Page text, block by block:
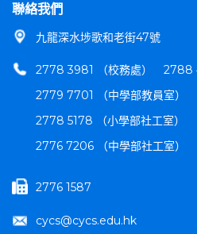
聯絡我們
九龍深水埗歌和老街47號
2778 3981 （校務處）
2788
2779 7701 （中學部教員室）
2778 5178 （小學部社工室）
2776 7206 （中學部社工室）
2776 1587
cycs@cycs.edu.hk